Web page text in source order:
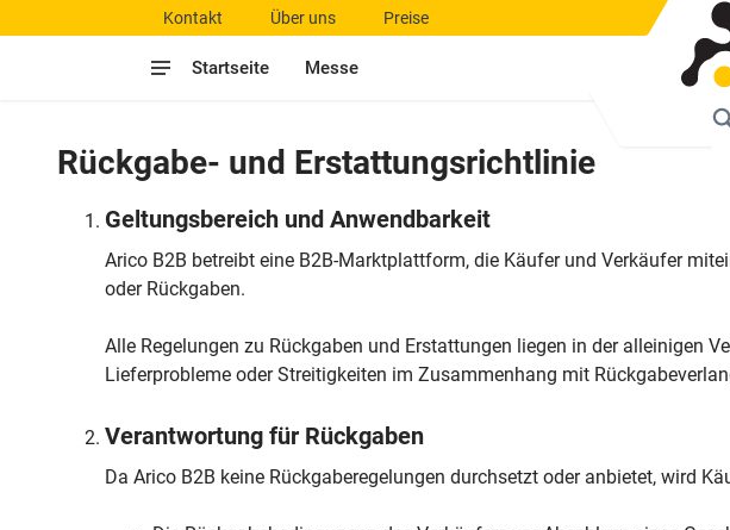
Kontakt Über uns Preise
Startseite Messe
Rückgabe- und Erstattungsrichtlinie
Geltungsbereich und Anwendbarkeit
Arico B2B betreibt eine B2B-Marktplattform, die Käufer und Verkäufer
oder Rückgaben.
Alle Regelungen zu Rückgaben und Erstattungen liegen in der alleinigen
Lieferprobleme oder Streitigkeiten im Zusammenhang mit
Verantwortung für Rückgaben
Da Arico B2B keine Rückgaberegelungen durchsetzt oder anbietet, wird